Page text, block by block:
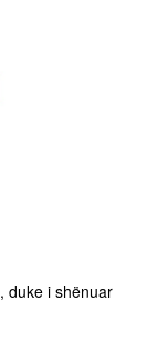
duke i shënuar